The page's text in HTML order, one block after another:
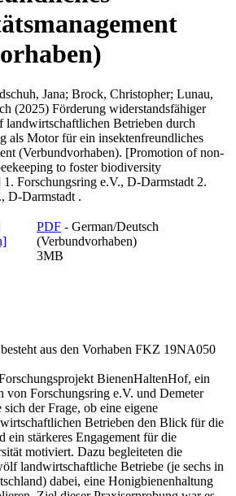
Jana; Brock, Christopher; Lunau,
(2025) Förderung widerstandsfähiger
landwirtschaftlichen Betrieben durch
als Motor für ein insektenfreundliches
(Verbundvorhaben). [Promotion of non-
to foster biodiversity
1. Forschungsring e.V., D-Darmstadt 2.
D-Darmstadt .
PDF - German/Deutsch
(Verbundvorhaben)
3MB
aus den Vorhaben FKZ 19NA050
BienenHaltenHof, ein
von Forschungsring e.V. und Demeter
der Frage, ob eine eigene
Betrieben den Blick für die
ein stärkeres Engagement für die
motiviert. Dazu begleiteten die
landwirtschaftliche Betriebe (je sechs in
dabei, eine Honigbienenhaltung